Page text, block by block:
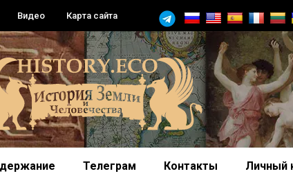
Видео Карта сайта
Телеграм Контакты Личный